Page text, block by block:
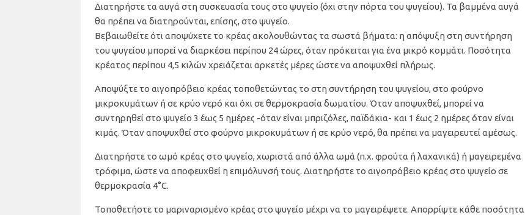
Διατηρήστε τα αυγά στη συσκευασία τους στο ψυγείο (όχι στην πόρτα του ψυγείου). Τα βαμμένα αυγά
θα πρέπει να διατηρούνται, επίσης, στο ψυγείο.
Βεβαιωθείτε ότι αποψύχετε το κρέας ακολουθώντας τα σωστά βήματα: η απόψυξη στη συντήρηση
του ψυγείου μπορεί να διαρκέσει περίπου 24 ώρες, όταν πρόκειται για ένα μικρό κομμάτι. Ποσότητα
κρέατος περίπου 4,5 κιλών χρειάζεται αρκετές μέρες ώστε να αποψυχθεί πλήρως.
Αποψύξτε το αιγοπρόβειο κρέας τοποθετώντας το στη συντήρηση του ψυγείου, στο φούρνο
μικροκυμάτων ή σε κρύο νερό και όχι σε θερμοκρασία δωματίου. Όταν αποψυχθεί, μπορεί να
συντηρηθεί στο ψυγείο 3 έως 5 ημέρες -όταν είναι μπριζόλες, παϊδάκια- και 1 έως 2 ημέρες όταν είναι
κιμάς. Όταν αποψυχθεί στο φούρνο μικροκυμάτων ή σε κρύο νερό, θα πρέπει να μαγειρευτεί αμέσως.
Διατηρήστε το ωμό κρέας στο ψυγείο, χωριστά από άλλα ωμά (π.χ. φρούτα ή λαχανικά) ή μαγειρεμένα
τρόφιμα, ώστε να αποφευχθεί η επιμόλυνσή τους. Διατηρήστε το αιγοπρόβειο κρέας στο ψυγείο σε
θερμοκρασία 4°C.
Τοποθετήστε το μαριναρισμένο κρέας στο ψυγείο μέχρι να το μαγειρέψετε. Απορρίψτε κάθε ποσότητα